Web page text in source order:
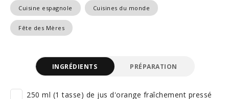
Cuisine espagnole Cuisines du monde
Fête des Mères
INGRÉDIENTS PRÉPARATION
250 ml (1 tasse) de jus d'orange fraîchement pressé